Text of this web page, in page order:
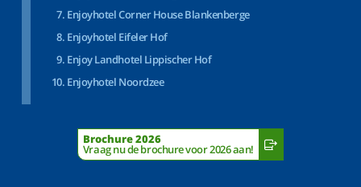
Enjoyhotel Corner House Blankenberge
Enjoyhotel Eifeler Hof
Enjoy Landhotel Lippischer Hof
Enjoyhotel Noordzee
Brochure 2026
Vraag nu de brochure voor 2026 aan!